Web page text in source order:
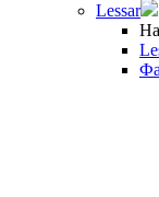
Lessar